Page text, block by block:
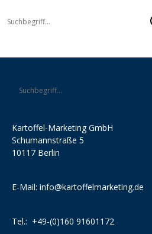
Kartoffel-Marketing GmbH
Schumannstraße 5
10117 Berlin
E-Mail: info@kartoffelmarketing.de
Tel.: +49-(0)160 91601172